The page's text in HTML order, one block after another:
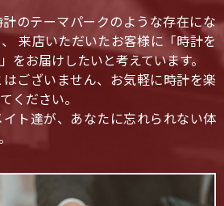
のテーマパークのような存在にな
来店いただいたお客様に「時計を
をお届けしたいと考えています。
ございません、お気軽に時計を楽
ください。
ト達が、あなたに忘れられない体